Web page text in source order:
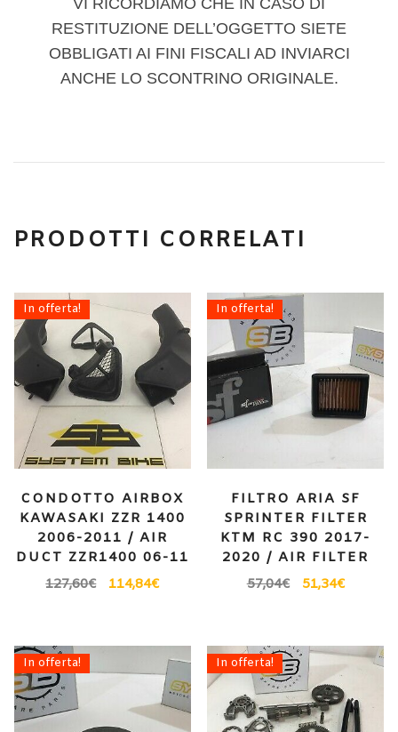
RESTITUZIONE DELL’OGGETTO SIETE
OBBLIGATI AI FINI FISCALI AD INVIARCI
ANCHE LO SCONTRINO ORIGINALE.
PRODOTTI CORRELATI
In offerta!
CONDOTTO AIRBOX
KAWASAKI ZZR 1400
2006-2011 / AIR
DUCT ZZR1400 06-11
127,60€ 114,84€
In offerta!
FILTRO ARIA SF
SPRINTER FILTER
KTM RC 390 2017-
2020 / AIR FILTER
57,04€ 51,34€
In offerta! In offerta!